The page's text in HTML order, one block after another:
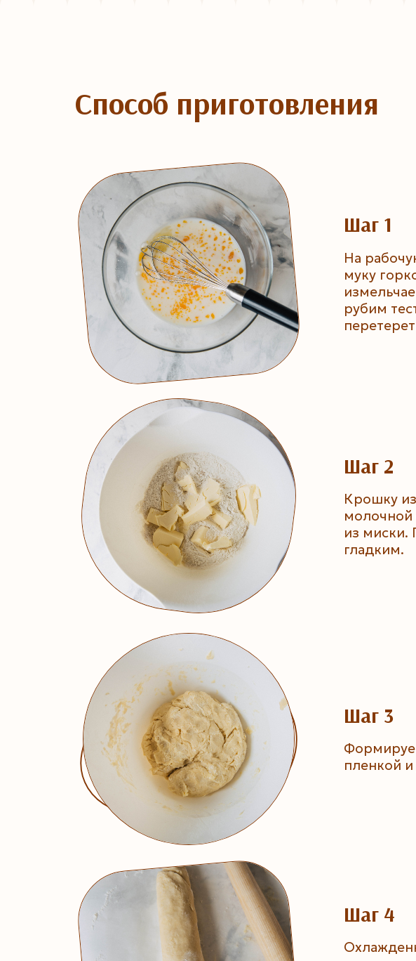
Способ приготовления
Шаг 1
На
муку
рубим
Шаг 2
Крошку
молочной
из миски.
гладким.
Шаг 3
пленкой
Шаг 4